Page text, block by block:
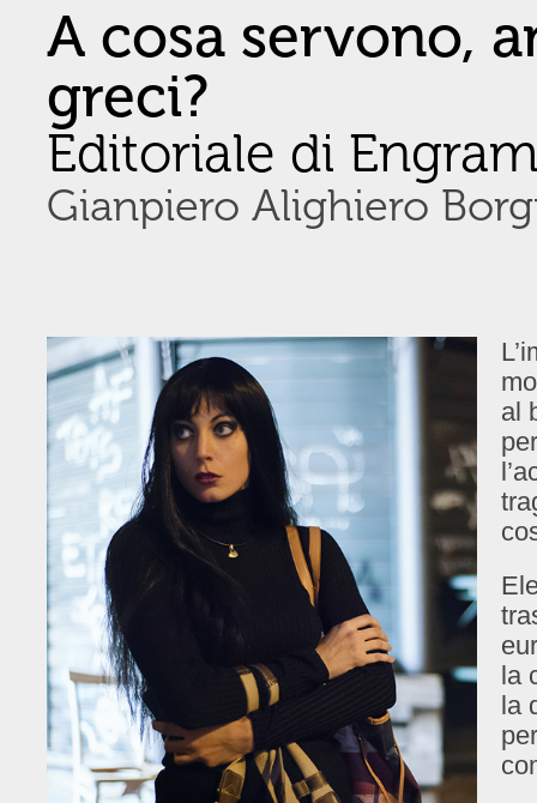
A cosa servono,
greci?
Editoriale di
Gianpiero Alighiero
al
la
la